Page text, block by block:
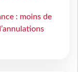
: moins de